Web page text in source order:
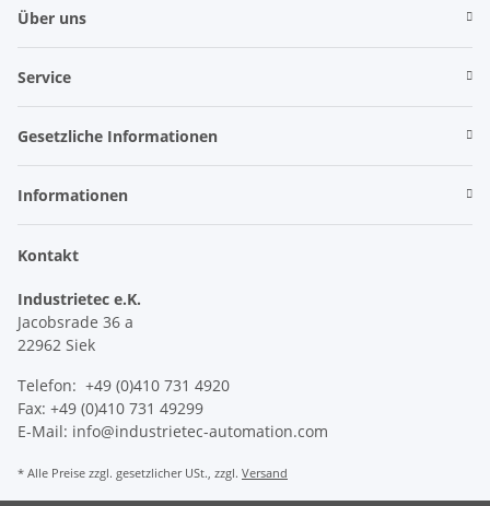
Über uns
Service
Gesetzliche Informationen
Informationen
Kontakt
Industrietec e.K.
Jacobsrade 36 a
22962 Siek
Telefon: +49 (0)410 731 4920
Fax: +49 (0)410 731 49299
E-Mail: info@industrietec-automation.com
* Alle Preise zzgl. gesetzlicher USt., zzgl. Versand